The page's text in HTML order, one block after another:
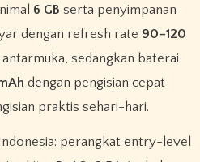
6 GB serta penyimpanan
dengan refresh rate 90–120
sedangkan baterai
dengan pengisian cepat
praktis sehari-hari.
perangkat entry-level